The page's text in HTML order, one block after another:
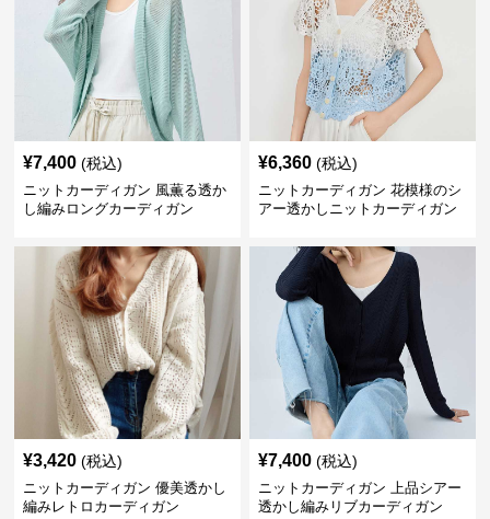
¥7,400 (税込)
ニットカーディガン 風薫る透か
し編みロングカーディガン
¥6,360 (税込)
ニットカーディガン 花模様のシ
アー透かしニットカーディガン
¥3,420 (税込)
ニットカーディガン 優美透かし
編みレトロカーディガン
¥7,400 (税込)
ニットカーディガン 上品シアー
透かし編みリブカーディガン